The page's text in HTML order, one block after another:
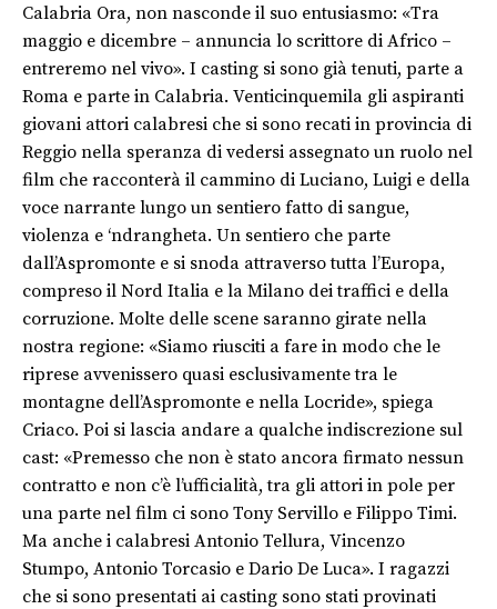
Calabria Ora, non nasconde il suo entusiasmo: «Tra
maggio e dicembre – annuncia lo scrittore di Africo –
entreremo nel vivo». I casting si sono già tenuti, parte a
Roma e parte in Calabria. Venticinquemila gli aspiranti
giovani attori calabresi che si sono recati in provincia di
Reggio nella speranza di vedersi assegnato un ruolo nel
film che racconterà il cammino di Luciano, Luigi e della
voce narrante lungo un sentiero fatto di sangue,
violenza e ‘ndrangheta. Un sentiero che parte
dall’Aspromonte e si snoda attraverso tutta l’Europa,
compreso il Nord Italia e la Milano dei traffici e della
corruzione. Molte delle scene saranno girate nella
nostra regione: «Siamo riusciti a fare in modo che le
riprese avvenissero quasi esclusivamente tra le
montagne dell’Aspromonte e nella Locride», spiega
Criaco. Poi si lascia andare a qualche indiscrezione sul
cast: «Premesso che non è stato ancora firmato nessun
contratto e non c’è l’ufficialità, tra gli attori in pole per
una parte nel film ci sono Tony Servillo e Filippo Timi.
Ma anche i calabresi Antonio Tellura, Vincenzo
Stumpo, Antonio Torcasio e Dario De Luca». I ragazzi
che si sono presentati ai casting sono stati provinati